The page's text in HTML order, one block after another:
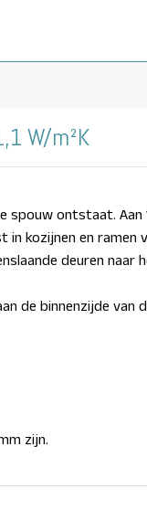
W/m²K
spouw ontstaat.
kozijnen en ramen
deuren naar
de binnenzijde van
zijn.